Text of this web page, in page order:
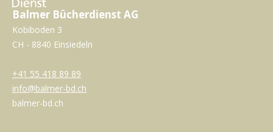
Balmer Bücherdienst AG
Kobiboden 3
CH - 8840 Einsiedeln
+41 55 418 89 89
info@balmer-bd.ch
balmer-bd.ch